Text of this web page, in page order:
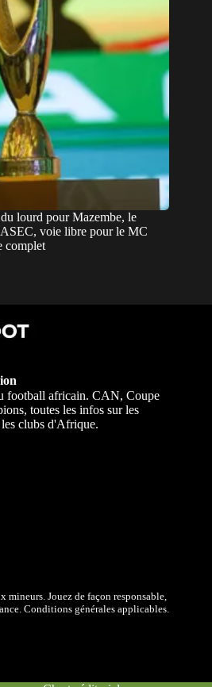
lourd pour Mazembe, le
voie libre pour le MC
complet
football africain. CAN, Coupe
toutes les infos sur les
clubs d'Afrique.
mineurs. Jouez de façon responsable,
Conditions générales applicables.